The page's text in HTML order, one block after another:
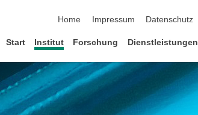
Home
Impressum Datenschutz
Start Institut Forschung Dienstleistungen